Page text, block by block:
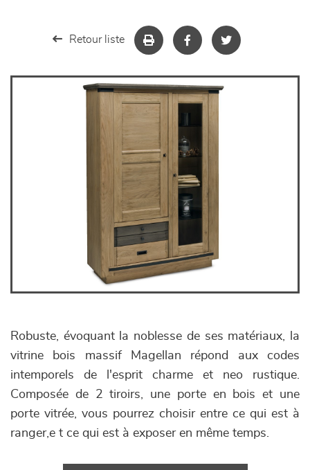
Retour liste
Robuste, évoquant la noblesse de ses matériaux, la
vitrine bois massif Magellan répond aux codes
intemporels de l'esprit charme et neo rustique.
Composée de 2 tiroirs, une porte en bois et une
porte vitrée, vous pourrez choisir entre ce qui est à
ranger,e t ce qui est à exposer en même temps.